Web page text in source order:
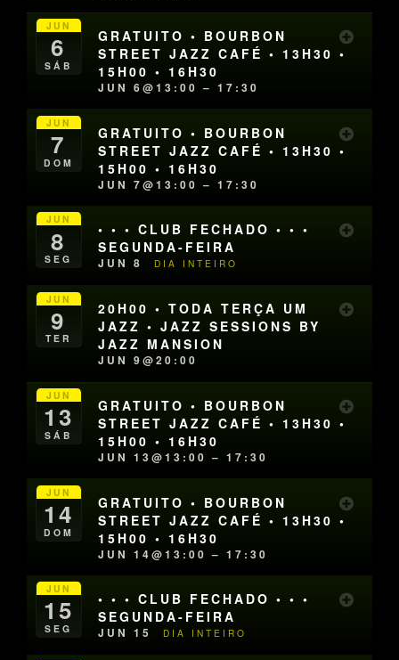
JUN
6
SÁB
GRATUITO • BOURBON
STREET JAZZ CAFÉ • 13H30 •
15H00 • 16H30
JUN 6@13:00 – 17:30
JUN
7
DOM
GRATUITO • BOURBON
STREET JAZZ CAFÉ • 13H30 •
15H00 • 16H30
JUN 7@13:00 – 17:30
JUN
8
SEG
• • • CLUB FECHADO • • •
SEGUNDA-FEIRA
JUN 8 DIA INTEIRO
JUN
9
TER
20H00 • TODA TERÇA UM
JAZZ • JAZZ SESSIONS BY
JAZZ MANSION
JUN 9@20:00
JUN
13
SÁB
GRATUITO • BOURBON
STREET JAZZ CAFÉ • 13H30 •
15H00 • 16H30
JUN 13@13:00 – 17:30
JUN
14
DOM
GRATUITO • BOURBON
STREET JAZZ CAFÉ • 13H30 •
15H00 • 16H30
JUN 14@13:00 – 17:30
JUN
15
SEG
• • • CLUB FECHADO • • •
SEGUNDA-FEIRA
JUN 15 DIA INTEIRO